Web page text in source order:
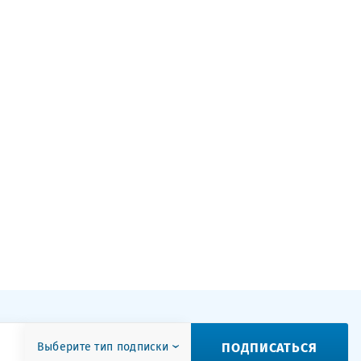
Выберите тип подписки ПОДПИСАТЬСЯ